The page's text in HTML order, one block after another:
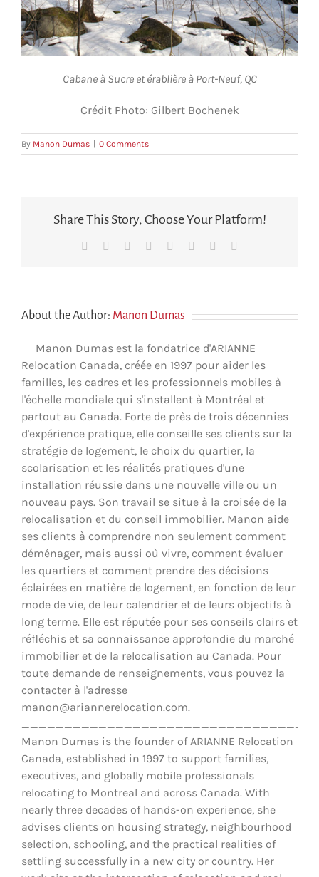
Cabane à Sucre et érablière à Port-Neuf, QC
Crédit Photo: Gilbert Bochenek
By Manon Dumas 0 Comments
Share This Story, Choose Your Platform!
Facebook Reddit LinkedIn
TumblrPinterest
About the Author: Manon Dumas
Manon Dumas est la fondatrice d'ARIANNE
Relocation Canada, créée en 1997 pour aider les
familles, les cadres et les professionnels mobiles à
l'échelle mondiale qui s'installent à Montréal et
partout au Canada. Forte de près de trois décennies
d'expérience pratique, elle conseille ses clients sur la
stratégie de logement, le choix du quartier, la
scolarisation et les réalités pratiques d'une
installation réussie dans une nouvelle ville ou un
nouveau pays. Son travail se situe à la croisée de la
relocalisation et du conseil immobilier. Manon aide
ses clients à comprendre non seulement comment
déménager, mais aussi où vivre, comment évaluer
les quartiers et comment prendre des décisions
éclairées en matière de logement, en fonction de leur
mode de vie, de leur calendrier et de leurs objectifs à
long terme. Elle est réputée pour ses conseils clairs et
réfléchis et sa connaissance approfondie du marché
immobilier et de la relocalisation au Canada. Pour
toute demande de renseignements, vous pouvez la
contacter à l'adresse
manon@ariannerelocation.com.
Manon Dumas is the founder of ARIANNE Relocation
Canada, established in 1997 to support families,
executives, and globally mobile professionals
relocating to Montreal and across Canada. With
nearly three decades of hands-on experience, she
advises clients on housing strategy, neighbourhood
selection, schooling, and the practical realities of
settling successfully in a new city or country. Her